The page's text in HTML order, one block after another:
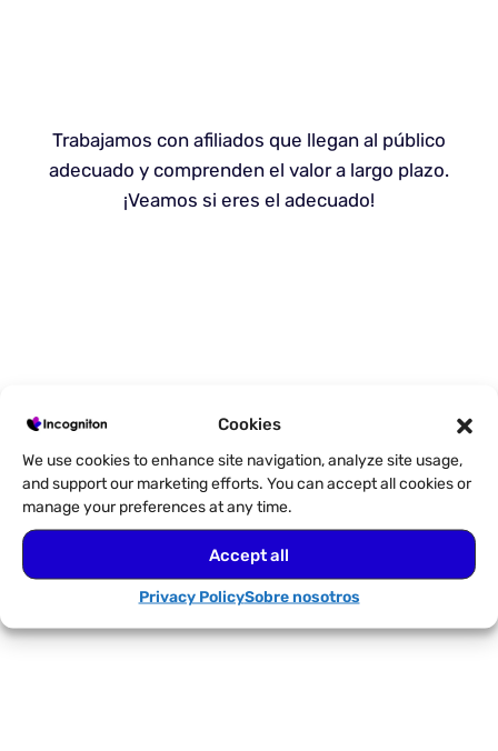
Cookies
We use cookies to enhance site navigation, analyze site usage,
and support our marketing efforts. You can accept all cookies or
manage your preferences at any time.
Accept all
Privacy PolicySobre nosotros
Trabajamos con afiliados que llegan al público
adecuado y comprenden el valor a largo plazo.
¡Veamos si eres el adecuado!